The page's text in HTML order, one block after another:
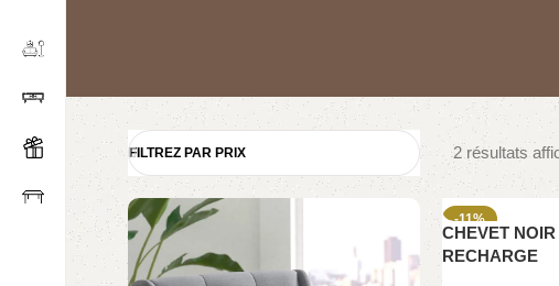
FILTREZ PAR PRIX 2 résultats
-11%
CHEVET
RECHARGE